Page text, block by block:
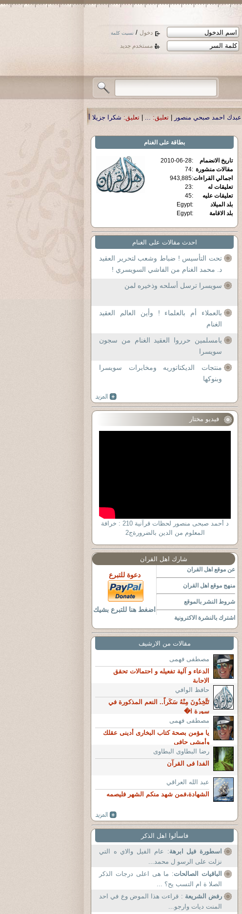
دخول / نسيت كلمة
مستخدم جديد
|تعليق: ...
|تعليق: شكرا جزيلا أستاذ حمد الحمد .أكرمكم الله .
بطاقة على الغنام
تاريخ الانضمام :
2010-06-28
مقالات منشورة :
74
اجمالي القراءات:
943,885
تعليقات له
:
23
تعليقات عليه
:
45
بلد الميلاد
:
Egypt
بلد الاقامة
:
Egypt
احدث مقالات على الغنام
تحت التأسيس ! ضباط وشعب لتحرير العقيد
د. محمد الغنام من الفاشي السويسري !
سويسرا ترسل أسلحه وذخيره لمن
بالعملاء أم بالعلماء ! وأين العالم العقيد
الغنام
يامسلمين حرروا العقيد الغنام من سجون
سويسرا
منتجات الديكتاتوريه ومخابرات سويسرا
وبنوكها
فيديو مختار
د أحمد صبحى منصور لحظات قرآنية 210 : خرافة
المعلوم من الدين بالضرورةج2
شارك اهل القران
عن موقع اهل القران
منهج موقع اهل القران
شروط النشر بالموقع
اشترك بالنشرة الاكترونية
دعوة للتبرع
اضغط هنا للتبرع بشيك
مقالات من الارشيف
مصطفى فهمى
الدعاء و آلية تفعيله و احتمالات تحقق
الإجابة
حافظ الوافي
تَتَّخِذُونَ مِنْهُ سَكَراً.. النعم المذكورة في
سورة ا�
مصطفى فهمى
يا مؤمن بصحة كتاب البخارى أدينى عقلك
وأمشى حافى
رضا البطاوى البطاوى
الفدا فى القرآن
عبد الله العراقي
الشهادة،فمن شهد منكم الشهر فليصمه
فاسألوا اهل الذكر
اسطورة فيل ابرهة: عام الفيل والاي ه التي
نزلت على الرسو ل محمد...
الباقيات الصالحات: ما هى اعلى درجات الذكر
الصلا ة ام التسب يح؟ ...
رفض الشريعة : قراءت هذا الموض وع في احد
المنت ديات وارجو...